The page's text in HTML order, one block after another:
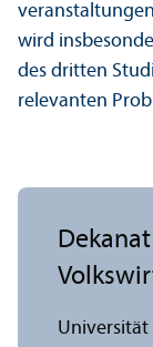
wird
des dritten
relevanten